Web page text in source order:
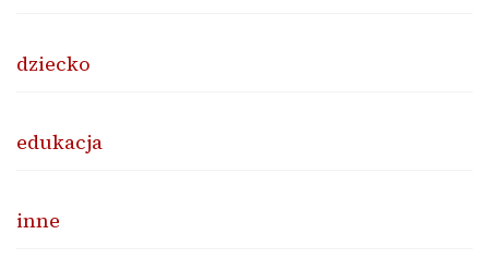
dziecko
edukacja
inne